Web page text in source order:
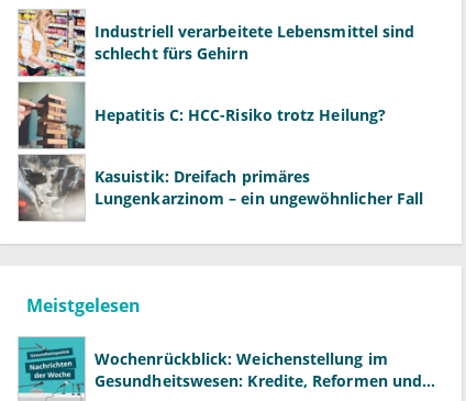
Industriell verarbeitete Lebensmittel sind
schlecht fürs Gehirn
Hepatitis C: HCC-Risiko trotz Heilung?
Kasuistik: Dreifach primäres
Lungenkarzinom – ein ungewöhnlicher Fall
Meistgelesen
Wochenrückblick: Weichenstellung im
Gesundheitswesen: Kredite, Reformen und